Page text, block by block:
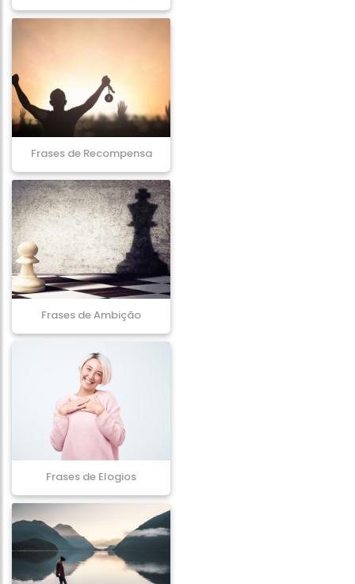
Frases de Recompensa
Frases de Ambição
Frases de Elogios